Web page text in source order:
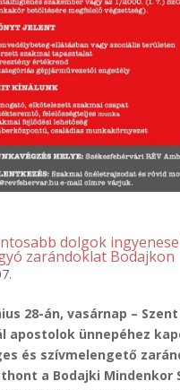
dolgok
zarándoklat Bodajkon
28-án, vasárnap –
apostolok ünnepéhez
és szívmelengető
a Bodajki Mindenkor